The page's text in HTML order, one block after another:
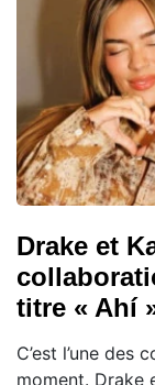
Drake et
titre « Ahí
C’est l’une des
moment. Drake